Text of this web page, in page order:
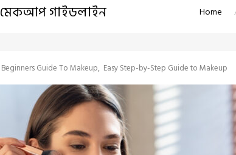
Home
মেকআপ গাইডলাইন
Beginners Guide To Makeup Easy Step-by-Step Guide to Makeup